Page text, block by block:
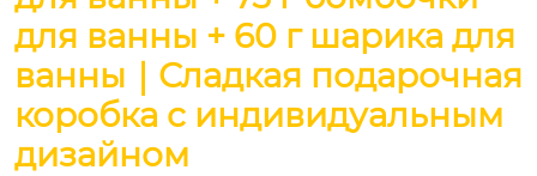
для ванны + 60 г шарика для
ванны｜Сладкая подарочная
коробка с индивидуальным
дизайном